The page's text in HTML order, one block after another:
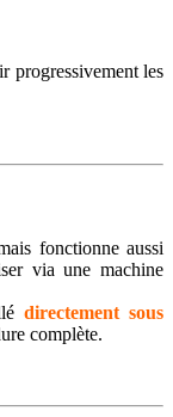
progressivement les
fonctionne aussi
via une machine
directement sous
complète.